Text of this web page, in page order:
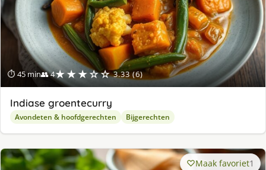
⏱ 45 min👥 4★★★☆☆ 3.33 (6)
Indiase groentecurry
Avondeten & hoofdgerechten Bijgerechten
Maak favoriet1